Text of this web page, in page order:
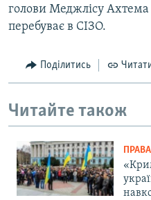
голови Меджлісу
перебуває в СІЗО.
Поділитись
Читайте також